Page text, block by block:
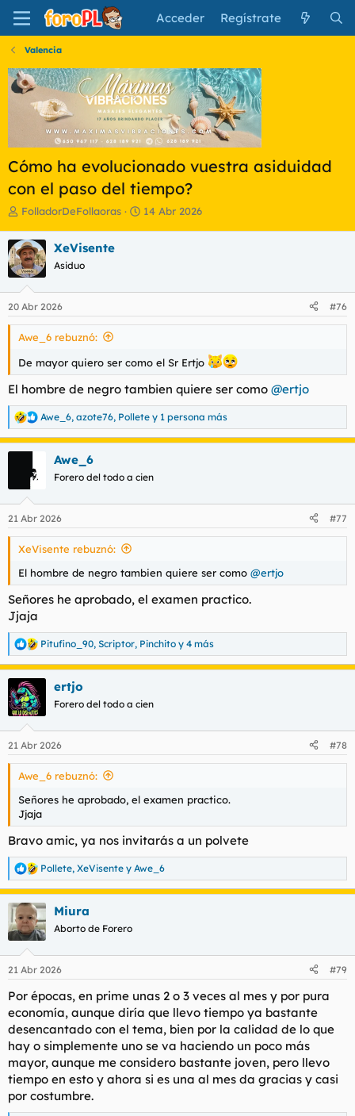
Acceder Regístrate
Valencia
Cómo ha evolucionado vuestra asiduidad
con el paso del tiempo?
I
i
c
i
a
d
o
r
d
l
e
m
a
FolladorDeFollaoras
F
e
n
i
14 Abr 2026
XeVisente
Asiduo
20 Abr 2026 #76
Awe_6 rebuznó:
De mayor quiero ser como el Sr Ertjo
El hombre de negro tambien quiere ser como @ertjo
R
e
a
e
s
Awe_6, azote76, Pollete y 1 persona más
Awe_6
Forero del todo a cien
21 Abr 2026 #77
XeVisente rebuznó:
El hombre de negro tambien quiere ser como @ertjo
Señores he aprobado, el examen practico.
Jjaja
R
e
a
c
c
i
e
s
Pitufino_90, Scriptor, Pinchito y 4 más
ertjo
Forero del todo a cien
21 Abr 2026 #78
Awe_6 rebuznó:
Señores he aprobado, el examen practico.
Jjaja
Bravo amic, ya nos invitarás a un polvete
R
e
a
c
c
i
e
:
Pollete, XeVisente y Awe_6
Miura
Aborto de Forero
21 Abr 2026 #79
Por épocas, en prime unas 2 o 3 veces al mes y por pura
economía, aunque diría que llevo tiempo ya bastante
desencantado con el tema, bien por la calidad de lo que
hay o simplemente uno se va haciendo un poco más
mayor, aunque me considero bastante joven, pero llevo
tiempo en esto y ahora si es una al mes da gracias y casi
por costumbre.